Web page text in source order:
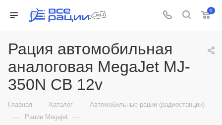
0
Рация автомобильная
аналоговая MegaJet MJ-
350N CB 12v
Главная — Каталог — Автомобильные рации (радиостанции)
— Рации Megajet —